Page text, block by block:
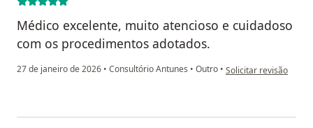
Médico excelente, muito atencioso e cuidadoso
com os procedimentos adotados.
27 de janeiro de 2026 • Consultório Antunes • Outro • na opinião do
Solicitar revisão